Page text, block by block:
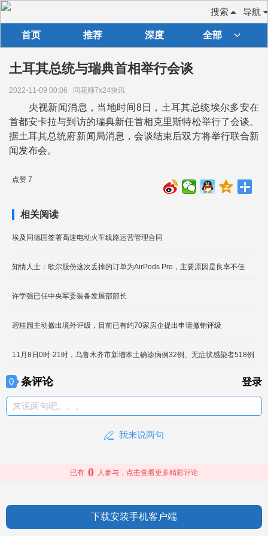
导航
搜索
首页 推荐 深度 全部
土耳其总统与瑞典首相举行会谈
2022-11-09 00:06 同花顺7x24快讯
央视新闻消息，当地时间8日，土耳其总统埃尔多安在
首都安卡拉与到访的瑞典新任首相克里斯特松举行了会谈。
据土耳其总统府新闻局消息，会谈结束后双方将举行联合新
闻发布会。
点赞 7
相关阅读
埃及同德国签署高速电动火车线路运营管理合同
知情人士：歌尔股份这次丢掉的订单为AirPods Pro，主要原因是良率不佳
许学强已任中央军委装备发展部部长
碧桂园主动撤出境外评级，目前已有约70家房企提出申请撤销评级
11月8日0时-21时，乌鲁木齐市新增本土确诊病例32例、无症状感染者518例
0 条评论 登录
来说两句吧。。。
我来说两句
已有 0 人参与，点击查看更多精彩评论
下载安装手机客户端